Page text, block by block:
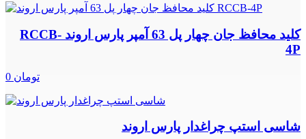
کلید محافظ جان چهار پل 63 آمپر پارس اروند RCCB-
4P
0 تومان
شاسی استپ چراغدار پارس اروند